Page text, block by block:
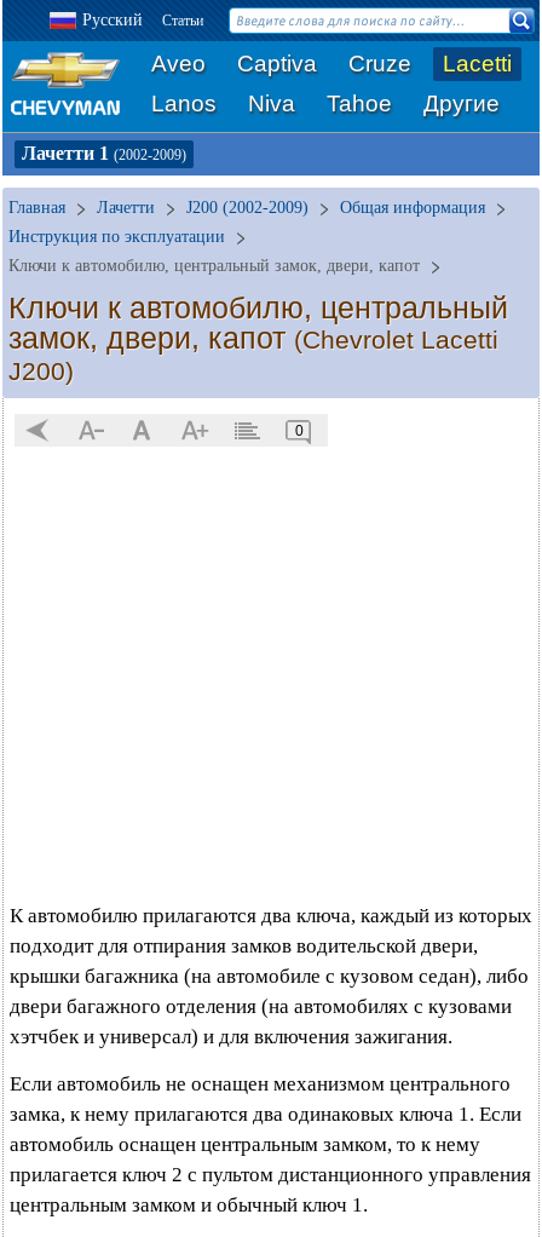
Русский Статьи
Aveo Captiva Cruze
Lacetti
Lanos
Niva Tahoe Другие
Лачетти 1 (2002-2009)
Главная Лачетти J200 (2002-2009)
Общая информация
Инструкция по эксплуатации
Ключи к автомобилю, центральный замок, двери, капот
Ключи к автомобилю, центральный
замок, двери, капот (Chevrolet Lacetti
J200)
0
К автомобилю прилагаются два ключа, каждый из которых
подходит для отпирания замков водительской двери,
крышки багажника (на автомобиле с кузовом седан), либо
двери багажного отделения (на автомобилях с кузовами
хэтчбек и универсал) и для включения зажигания.
Если автомобиль не оснащен механизмом центрального
замка, к нему прилагаются два одинаковых ключа 1. Если
автомобиль оснащен центральным замком, то к нему
прилагается ключ 2 с пультом дистанционного управления
центральным замком и обычный ключ 1.